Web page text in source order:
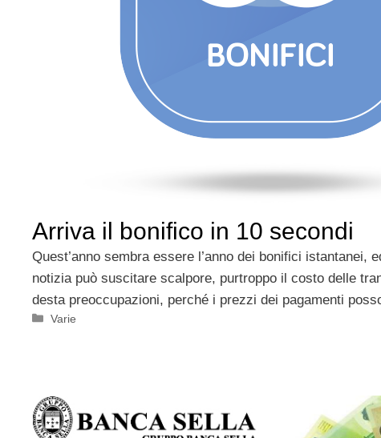
Arriva il bonifico in 10 secondi
Quest’anno sembra essere l’anno dei bonifici istantanei,
notizia può suscitare scalpore, purtroppo il costo delle
desta preoccupazioni, perché i prezzi dei pagamenti
Categorie
Varie